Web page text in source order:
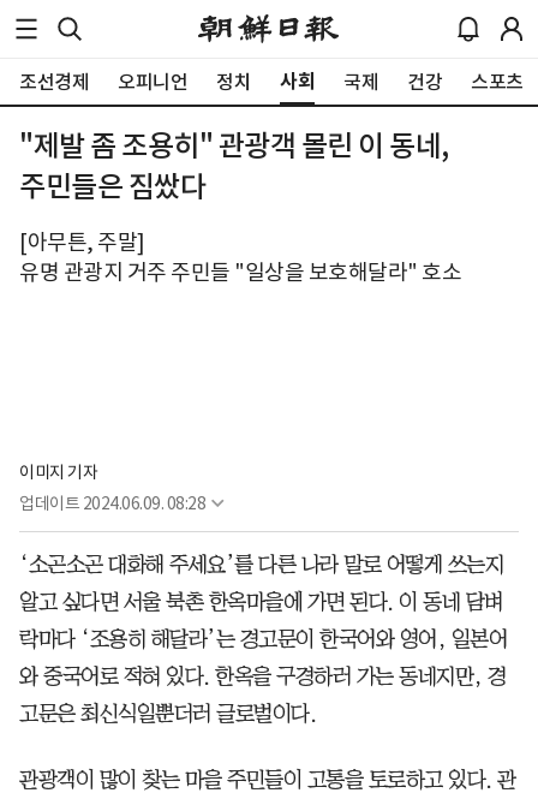
조선경제 오피니언 정치 사회 국제 건강 스포츠
"제발 좀 조용히" 관광객 몰린 이 동네,
주민들은 짐쌌다
[아무튼, 주말]
유명 관광지 거주 주민들 "일상을 보호해달라" 호소
이미지 기자
업데이트 2024.06.09. 08:28
‘소곤소곤 대화해 주세요’를 다른 나라 말로 어떻게 쓰는지
알고 싶다면 서울 북촌 한옥마을에 가면 된다. 이 동네 담벼
락마다 ‘조용히 해달라’는 경고문이 한국어와 영어, 일본어
와 중국어로 적혀 있다. 한옥을 구경하러 가는 동네지만, 경
고문은 최신식일뿐더러 글로벌이다.
관광객이 많이 찾는 마을 주민들이 고통을 토로하고 있다. 관